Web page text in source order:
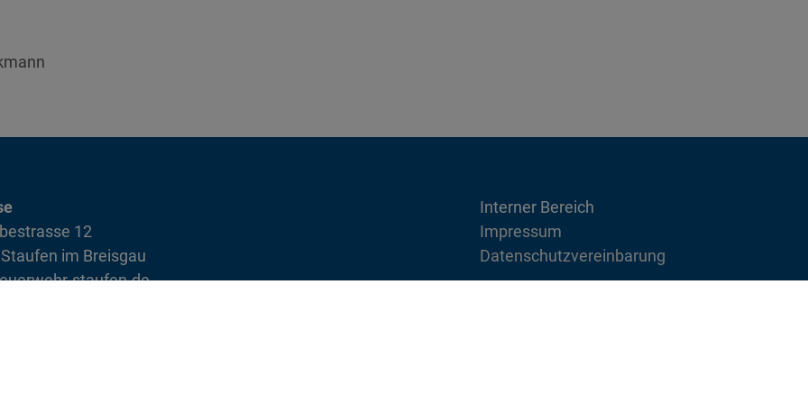
12
im Breisgau
staufen.de
Interner Bereich
Impressum
Datenschutzvereinbarung